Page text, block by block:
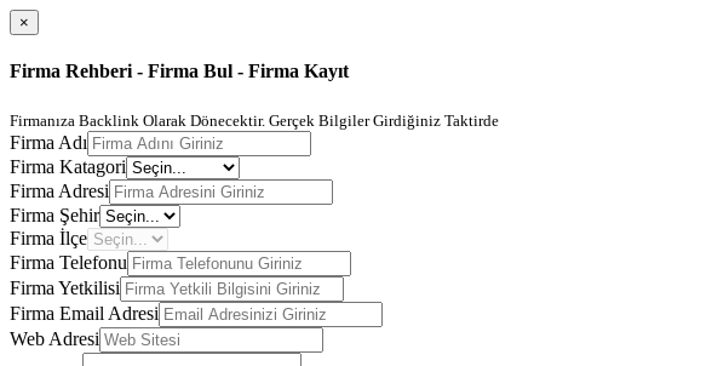
×
Firma Rehberi - Firma Bul - Firma Kayıt
Firmanıza Backlink Olarak Dönecektir. Gerçek Bilgiler Girdiğiniz Taktirde
Firma Adı
Firma Katagori
Firma Adresi
Firma Şehir
Firma İlçe
Firma Telefonu
Firma Yetkilisi
Firma Email Adresi
Web Adresi